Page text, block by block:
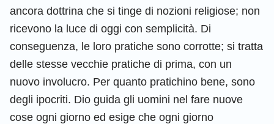
ancora dottrina che si tinge di nozioni religiose; non
ricevono la luce di oggi con semplicità. Di
conseguenza, le loro pratiche sono corrotte; si tratta
delle stesse vecchie pratiche di prima, con un
nuovo involucro. Per quanto pratichino bene, sono
degli ipocriti. Dio guida gli uomini nel fare nuove
cose ogni giorno ed esige che ogni giorno